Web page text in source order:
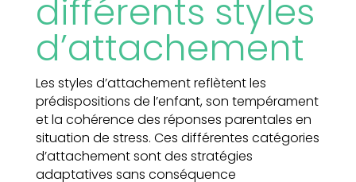
différents styles
d’attachement
Les styles d’attachement reflètent les
prédispositions de l’enfant, son tempérament
et la cohérence des réponses parentales en
situation de stress. Ces différentes catégories
d’attachement sont des stratégies
adaptatives sans conséquence